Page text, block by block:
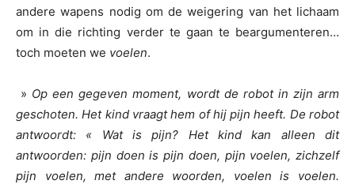
andere wapens nodig om de weigering van het lichaam
om in die richting verder te gaan te beargumenteren…
toch moeten we voelen.
» Op een gegeven moment, wordt de robot in zijn arm
geschoten. Het kind vraagt hem of hij pijn heeft. De robot
antwoordt: « Wat is pijn? Het kind kan alleen dit
antwoorden: pijn doen is pijn doen, pijn voelen, zichzelf
pijn voelen, met andere woorden, voelen is voelen.